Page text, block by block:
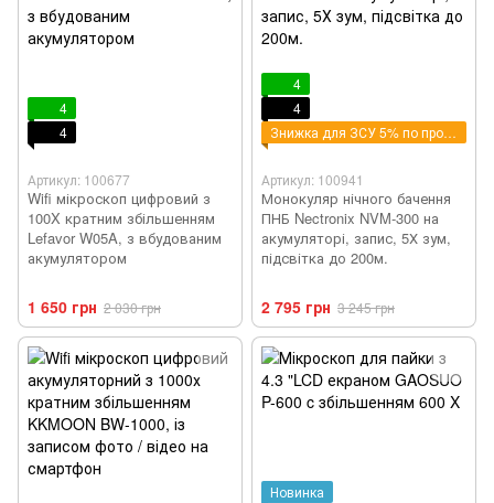
4
4
Артикул: 100677
Wifi мікроскоп цифровий з
100X кратним збільшенням
Lefavor W05A, з вбудованим
акумулятором
1 650 грн 2 030 грн
4
4
Знижка для ЗСУ 5% по промокоду - ZSU
Артикул: 100941
Монокуляр нічного бачення
ПНБ Nectronix NVM-300 на
акумуляторі, запис, 5Х зум,
підсвітка до 200м.
2 795 грн 3 245 грн
Новинка